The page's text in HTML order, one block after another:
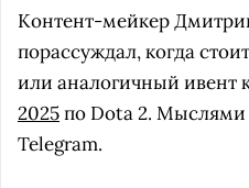
Контент-мейкер
порассуждал, когда
или аналогичный ивент
2025по Dota 2.
Telegram.